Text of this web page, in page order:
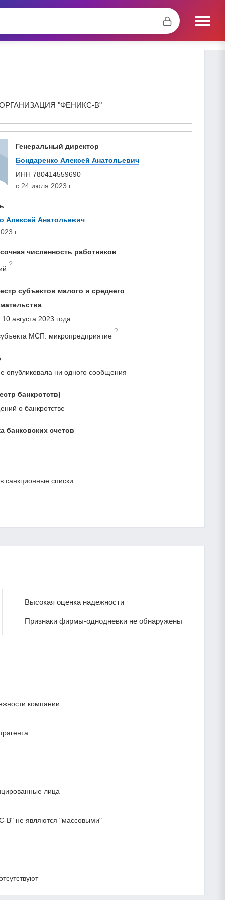
"ФЕНИКС-В"
Генеральный директор
Бондаренко Алексей Анатольевич
ИНН 780414559690
с 24 июля 2023 г.
Алексей Анатольевич
г.
численность работников
?
субъектов малого и среднего
августа 2023 года
МСП: микропредприятие
?
опубликовала ни одного сообщения
банкротств)
о банкротстве
банковских счетов
санкционные списки
Высокая оценка надежности
Признаки фирмы-однодневки не обнаружены
компании
лица
В" не являются "массовыми"